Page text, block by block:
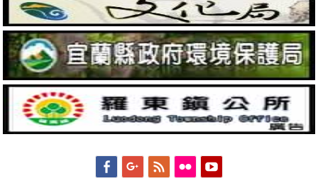
FacebookGoogleplus
Feed Flickr